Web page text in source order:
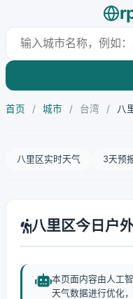
首页 / 城市 / 台湾 / 八
八里区实时天气 3天预
八里区今日户
本页面内容由人工
天气数据进行优化